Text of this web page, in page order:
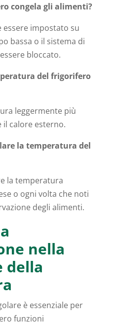
congela gli alimenti?
impostato su
bassa o il sistema di
bloccato.
del frigorifero
leggermente più
il calore esterno.
la temperatura del
la temperatura
o ogni volta che noti
degli alimenti.
nella
della
è essenziale per
funzioni